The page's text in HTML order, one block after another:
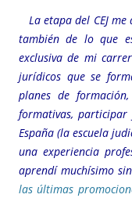
La etapa del CEJ
también de lo que
exclusiva de mi
jurídicos que se
planes de
formativas, participar
España (la escuela
una experiencia
aprendí muchísimo
las últimas